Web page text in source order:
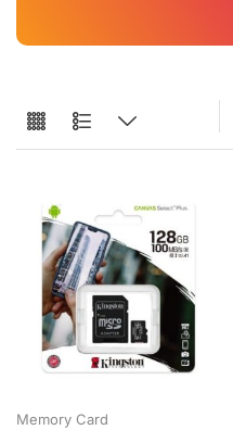
Memory Card